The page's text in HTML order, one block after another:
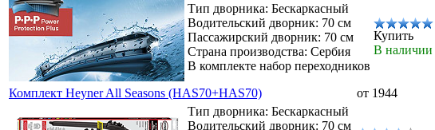
Тип дворника: Бескаркасный
Водительский дворник: 70 см
Пассажирский дворник: 70 см
Страна производства: Сербия
В комплекте набор переходников
Купить
В наличии
Комплект Heyner All Seasons (HAS70+HAS70)
от 1944
Тип дворника: Бескаркасный
Водительский дворник: 70 см